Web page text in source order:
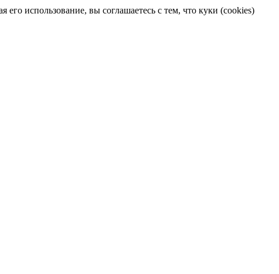
использование, вы соглашаетесь с тем, что куки (cookies)